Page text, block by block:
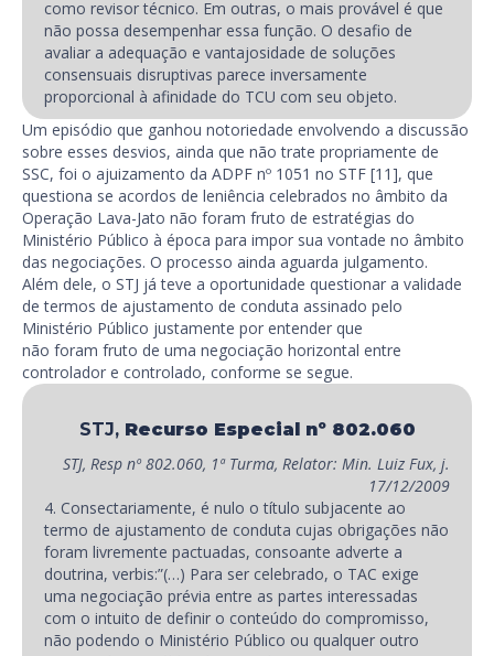
como revisor técnico. Em outras, o mais provável é que
não possa desempenhar essa função. O desafio de
avaliar a adequação e vantajosidade de soluções
consensuais disruptivas parece inversamente
proporcional à afinidade do TCU com seu objeto.
Um episódio que ganhou notoriedade envolvendo a discussão
sobre esses desvios, ainda que não trate propriamente de
SSC, foi o ajuizamento da ADPF nº 1051 no STF [11], que
questiona se acordos de leniência celebrados no âmbito da
Operação Lava-Jato não foram fruto de estratégias do
Ministério Público à época para impor sua vontade no âmbito
das negociações. O processo ainda aguarda julgamento.
Além dele, o STJ já teve a oportunidade questionar a validade
de termos de ajustamento de conduta assinado pelo
Ministério Público justamente por entender que
não foram fruto de uma negociação horizontal entre
controlador e controlado, conforme se segue.
STJ, Recurso Especial nº 802.060
STJ, Resp nº 802.060, 1ª Turma, Relator: Min. Luiz Fux, j.
17/12/2009
4. Consectariamente, é nulo o título subjacente ao
termo de ajustamento de conduta cujas obrigações não
foram livremente pactuadas, consoante adverte a
doutrina, verbis:”(…) Para ser celebrado, o TAC exige
uma negociação prévia entre as partes interessadas
com o intuito de definir o conteúdo do compromisso,
não podendo o Ministério Público ou qualquer outro